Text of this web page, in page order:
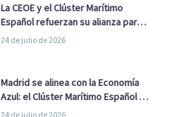
La CEOE y el Clúster Marítimo
Español refuerzan su alianza para
impulsar una estrategia Nacional
24 de julio de 2026
Madrid se alinea con la Economía
Azul: el Clúster Marítimo Español y
la Real Liga Naval avanzan alianzas
24 de julio de 2026